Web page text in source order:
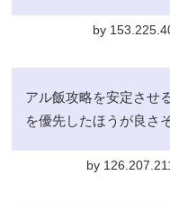
by
アル飯攻略を安定させ
を優先したほうが良さ
by